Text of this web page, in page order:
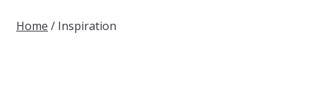
Home / Inspiration